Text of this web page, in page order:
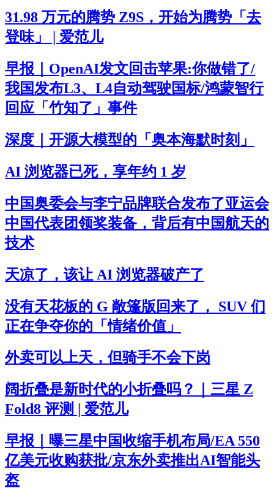
31.98 万元的腾势 Z9S，开始为腾势「去
登味」 | 爱范儿
早报｜OpenAI发文回击苹果:你做错了/
我国发布L3、L4自动驾驶国标/鸿蒙智行
回应「竹知了」事件
深度｜开源大模型的「奥本海默时刻」
AI 浏览器已死，享年约 1 岁
中国奥委会与李宁品牌联合发布了亚运会
中国代表团领奖装备，背后有中国航天的
技术
天凉了，该让 AI 浏览器破产了
没有天花板的 G 敞篷版回来了， SUV 们
正在争夺你的「情绪价值」
外卖可以上天，但骑手不会下岗
阔折叠是新时代的小折叠吗？｜三星 Z
Fold8 评测 | 爱范儿
早报｜曝三星中国收缩手机布局/EA 550
亿美元收购获批/京东外卖推出AI智能头
盔